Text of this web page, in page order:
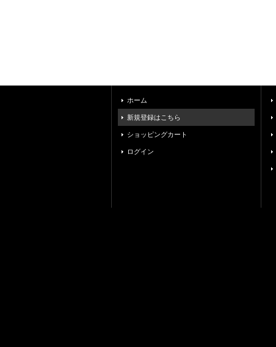
ホーム
新規登録はこちら
ショッピングカート
ログイン